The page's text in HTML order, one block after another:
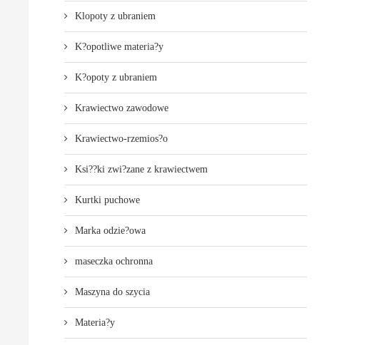
Klopoty z ubraniem
K?opotliwe materia?y
K?opoty z ubraniem
Krawiectwo zawodowe
Krawiectwo-rzemios?o
Ksi??ki zwi?zane z krawiectwem
Kurtki puchowe
Marka odzie?owa
maseczka ochronna
Maszyna do szycia
Materia?y